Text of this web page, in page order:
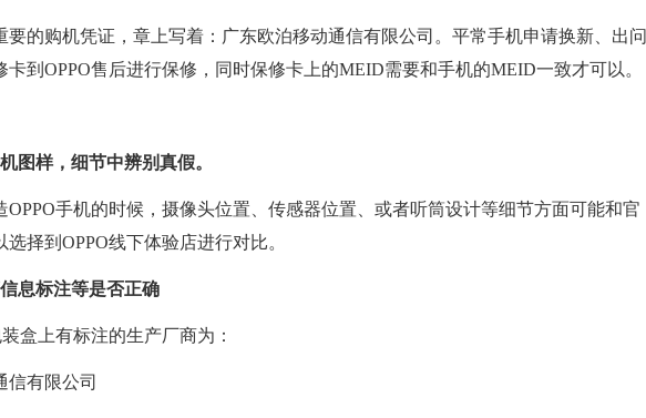
要的购机凭证，章上写着：广东欧泊移动通信有限公司。平常手机申请换新、出问
到OPPO售后进行保修，同时保修卡上的MEID需要和手机的MEID一致才可以。
图样，细节中辨别真假。
OPPO手机的时候，摄像头位置、传感器位置、或者听筒设计等细节方面可能和官
择到OPPO线下体验店进行对比。
息标注等是否正确
盒上有标注的生产厂商为：
信有限公司